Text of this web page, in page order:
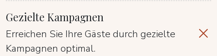
Gezielte Kampagnen
Erreichen Sie Ihre Gäste durch gezielte
Kampagnen optimal.